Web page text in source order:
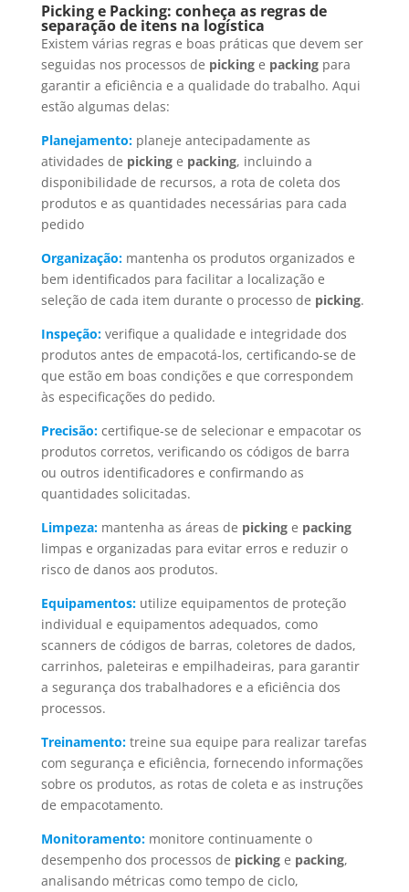
Picking e Packing: conheça as regras de
separação de itens na logística
Existem várias regras e boas práticas que devem ser
seguidas nos processos de picking e packing para
garantir a eficiência e a qualidade do trabalho. Aqui
estão algumas delas:
Planejamento:planeje antecipadamente as
atividades de picking e packing, incluindo a
disponibilidade de recursos, a rota de coleta dos
produtos e as quantidades necessárias para cada
pedido
Organização:mantenha os produtos organizados e
bem identificados para facilitar a localização e
seleção de cada item durante o processo de picking.
Inspeção:verifique a qualidade e integridade dos
produtos antes de empacotá-los, certificando-se de
que estão em boas condições e que correspondem
às especificações do pedido.
Precisão:certifique-se de selecionar e empacotar os
produtos corretos, verificando os códigos de barra
ou outros identificadores e confirmando as
quantidades solicitadas.
Limpeza: mantenha as áreas de picking e packing
limpas e organizadas para evitar erros e reduzir o
risco de danos aos produtos.
Equipamentos:utilize equipamentos de proteção
individual e equipamentos adequados, como
scanners de códigos de barras, coletores de dados,
carrinhos, paleteiras e empilhadeiras, para garantir
a segurança dos trabalhadores e a eficiência dos
processos.
Treinamento: treine sua equipe para realizar tarefas
com segurança e eficiência, fornecendo informações
sobre os produtos, as rotas de coleta e as instruções
de empacotamento.
Monitoramento:monitore continuamente o
desempenho dos processos de picking e packing,
analisando métricas como tempo de ciclo,